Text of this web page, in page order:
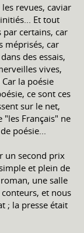
revues, caviar
Et tout
certains, car
méprisés, car
des essais,
vives,
la poésie
ce sont ces
sur le net,
Français" ne
poésie...
un second prix
et plein de
une salle
et nous
; la presse était